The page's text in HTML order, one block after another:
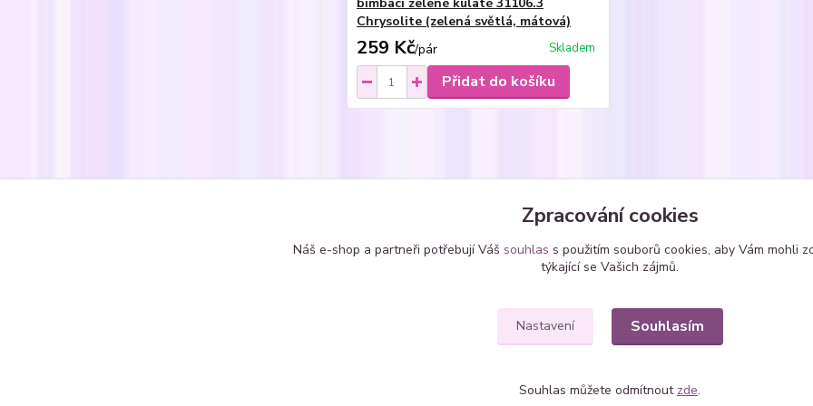
Chrysolite (zelená světlá, mátová)
259 Kč/pár Skladem
Přidat do košíku
Zboží zařazeno v kategoriích
Náušnice
Náušnice - vlepené
SWAROVSKI krystaly
Zpracování cookies
Náš e-shop a partneři potřebují Váš souhlas s použitím souborů cookies, aby Vám mohli
týkající se Vašich zájmů.
Nastavení Souhlasím
Souhlas můžete odmítnout zde.